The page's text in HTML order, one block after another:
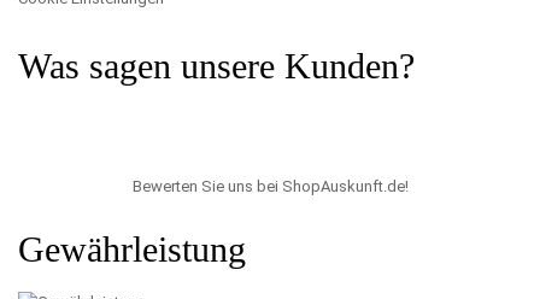
Was sagen unsere Kunden?
Bewerten Sie uns bei ShopAuskunft.de!
Gewährleistung